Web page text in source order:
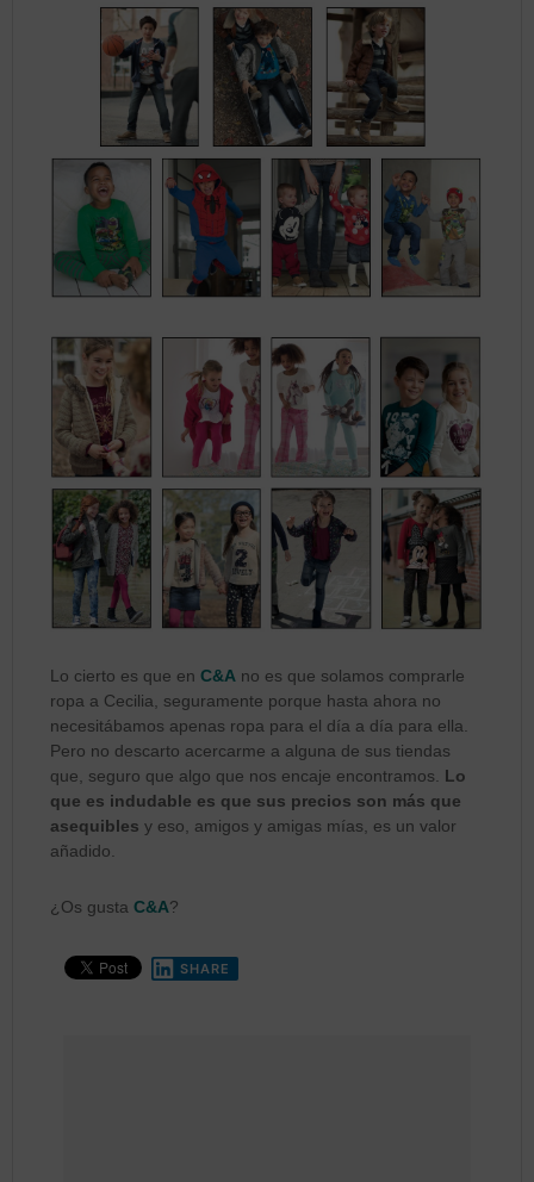
Lo cierto es que enC&A no es que solamos comprarle
ropa a Cecilia, seguramente porque hasta ahora no
necesitábamos apenas ropa para el día a día para ella.
Pero no descarto acercarme a alguna de sus tiendas
que, seguro que algo que nos encaje encontramos. Lo
que es indudable es que sus precios son más que
asequibles y eso, amigos y amigas mías, es un valor
añadido.
¿Os gustaC&A?
SHARE